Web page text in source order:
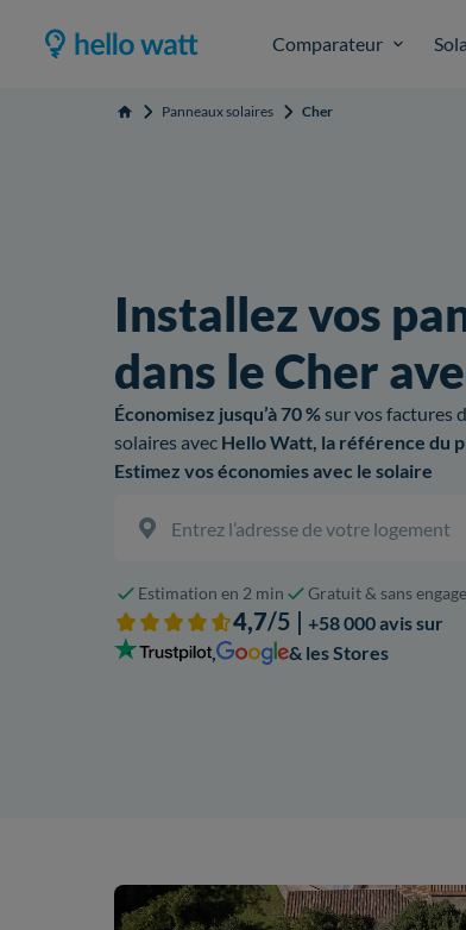
Comparateur
Accueil Panneaux solaires Cher
Installez vos
dans le Cher
Économisez jusqu’à 70 %sur vos factures
solaires avec Hello Watt, la référence du
Estimez vos économies avec le solaire
Estimation en 2 min Gratuit & sans
4,7/5 | +58 000 avis sur
,
& les Stores